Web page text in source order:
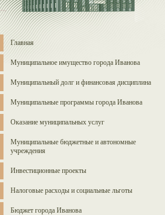
Главная
Муниципальное имущество города Иванова
Муниципальный долг и финансовая дисциплина
Муниципальные программы города Иванова
Оказание муниципальных услуг
Муниципальные бюджетные и автономные
учреждения
Инвестиционные проекты
Налоговые расходы и социальные льготы
Бюджет города Иванова